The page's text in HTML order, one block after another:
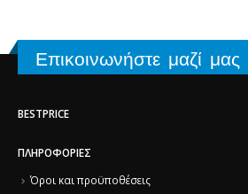
Επικοινωνήστε μαζί μας
BESTPRICE
ΠΛΗΡΟΦΟΡΊΕΣ
Όροι και προϋποθέσεις